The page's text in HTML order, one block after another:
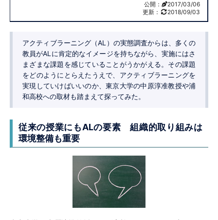
公開：
2017/03/06
更新：
2018/09/03
アクティブラーニング（AL）の実態調査からは、多くの
教員がALに肯定的なイメージを持ちながら、実施にはさ
まざまな課題を感じていることがうかがえる。その課題
をどのようにとらえたうえで、アクティブラーニングを
実現していけばいいのか、東京大学の中原淳准教授や浦
和高校への取材も踏まえて探ってみた。
従来の授業にもALの要素組織的取り組みは
環境整備も重要